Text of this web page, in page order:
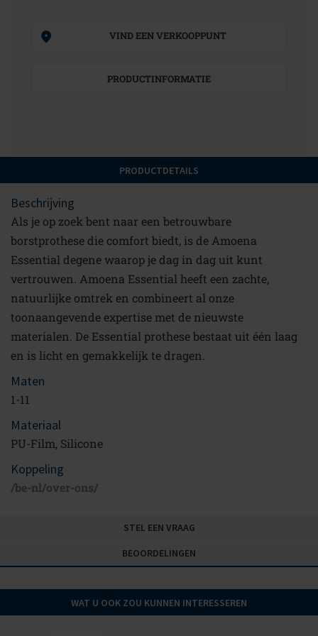
Blijf op de hoogte
VIND EEN VERKOOPPUNT
PRODUCTINFORMATIE
PRODUCTDETAILS
Beschrijving
Als je op zoek bent naar een betrouwbare
borstprothese die comfort biedt, is de Amoena
Essential degene waarop je dag in dag uit kunt
vertrouwen. Amoena Essential heeft een zachte,
natuurlijke omtrek en combineert al onze
toonaangevende expertise met de nieuwste
materialen. De Essential prothese bestaat uit één laag
en is licht en gemakkelijk te dragen.
Maten
1-11
Materiaal
PU-Film, Silicone
Koppeling
/be-nl/over-ons/
STEL EEN VRAAG
BEOORDELINGEN
WAT U OOK ZOU KUNNEN INTERESSEREN